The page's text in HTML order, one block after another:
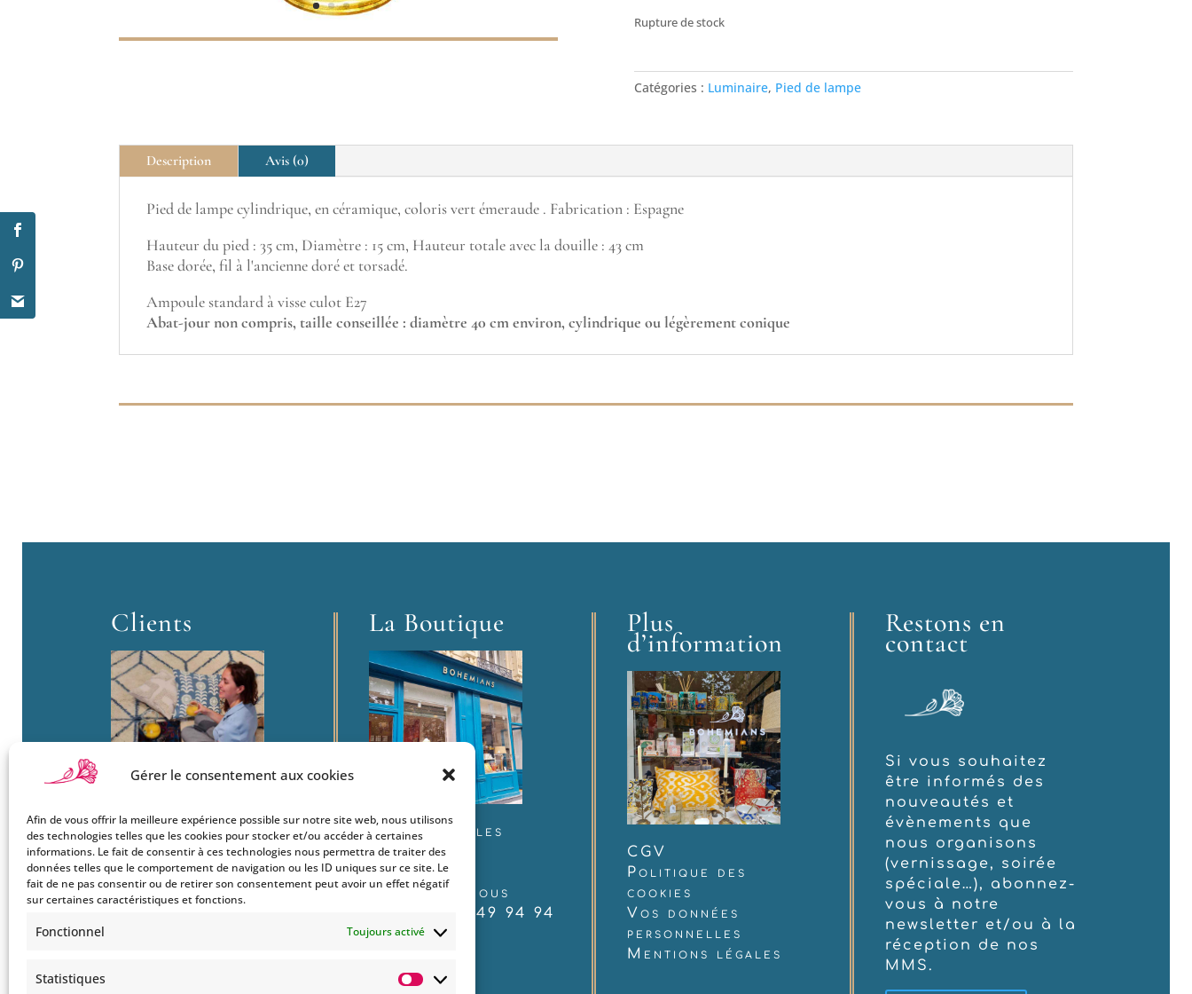
Gérer le consentement aux cookies
Afin de vous offrir la meilleure expérience possible sur notre site web, nous utilisons
des technologies telles que les cookies pour stocker et/ou accéder à certaines
informations. Le fait de consentir à ces technologies nous permettra de traiter des
données telles que le comportement de navigation ou les ID uniques sur ce site. Le
fait de ne pas consentir ou de retirer son consentement peut avoir un effet négatif
sur certaines caractéristiques et fonctions.
Fonctionnel Toujours activé
Statistiques
Statistiques
Rupture de stock
Catégories : Luminaire, Pied de lampe
Description Avis (0)
Pied de lampe cylindrique, en céramique, coloris vert émeraude . Fabrication : Espagne
Hauteur du pied : 35 cm, Diamètre : 15 cm, Hauteur totale avec la douille : 43 cm
Base dorée, fil à l'ancienne doré et torsadé.
Ampoule standard à visse culot E27
Abat-jour non compris, taille conseillée : diamètre 40 cm environ, cylindrique ou légèrement conique
Clients
Boutique
Mon Compte
Le Style Bohemians
La Boutique
22 rue Charles
Baudelaire
75012 Paris
Contactez-nous
Tel : 06 60 49 94 94
Plus
d’information
CGV
Politique des
cookies
Vos données
personnelles
Mentions légales
Restons en
contact
Si vous souhaitez
être informés des
nouveautés et
évènements que
nous organisons
(vernissage, soirée
spéciale…), abonnez-
vous à notre
newsletter et/ou à la
réception de nos
MMS.